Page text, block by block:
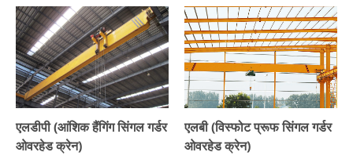
एलडीपी (आंशिक हैंगिंग सिंगल गर्डर
ओवरहेड क्रेन)
एलबी (विस्फोट प्रूफ सिंगल गर्डर
ओवरहेड क्रेन)